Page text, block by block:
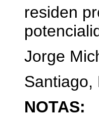
residen
Jorge
Santiago,
NOTAS: